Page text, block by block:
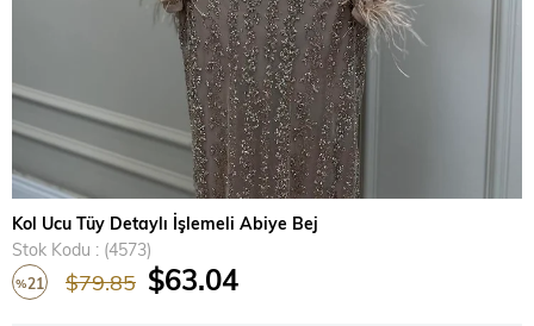
Kol Ucu Tüy Detaylı İşlemeli Abiye Bej
Stok Kodu
(4573)
%21 $79.85 $63.04